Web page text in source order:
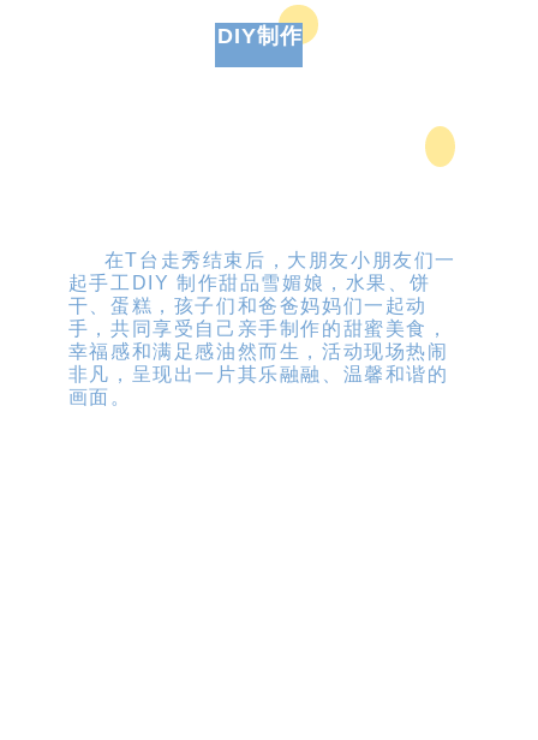
DIY制作
在T台走秀结束后，大朋友小朋友们一
起手工DIY 制作甜品雪媚娘，水果、饼
干、蛋糕，孩子们和爸爸妈妈们一起动
手，共同享受自己亲手制作的甜蜜美食，
幸福感和满足感油然而生，活动现场热闹
非凡，呈现出一片其乐融融、温馨和谐的
画面。